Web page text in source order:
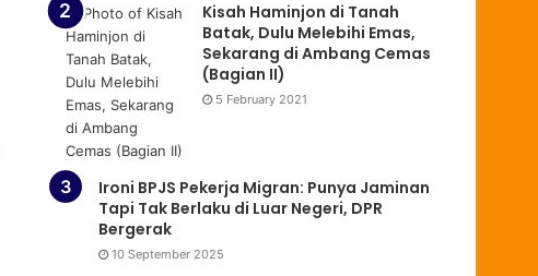
Kisah Haminjon di Tanah
Batak, Dulu Melebihi Emas,
Sekarang di Ambang Cemas
(Bagian II)
5 February 2021
Ironi BPJS Pekerja Migran: Punya Jaminan
Tapi Tak Berlaku di Luar Negeri, DPR
Bergerak
10 September 2025